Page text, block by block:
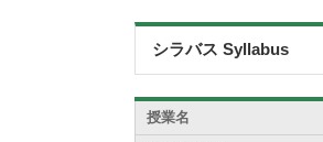
シラバス Syllabus
授業名